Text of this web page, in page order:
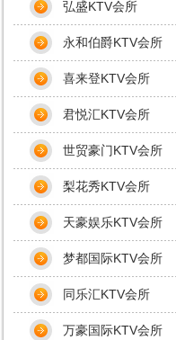
弘盛KTV会所
永和伯爵KTV会所
喜来登KTV会所
君悦汇KTV会所
世贸豪门KTV会所
梨花秀KTV会所
天豪娱乐KTV会所
梦都国际KTV会所
同乐汇KTV会所
万豪国际KTV会所